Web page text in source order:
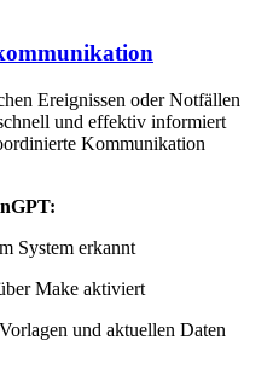
Ereignissen oder Notfällen
und effektiv informiert
Kommunikation
System erkannt
Make aktiviert
und aktuellen Daten